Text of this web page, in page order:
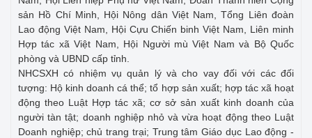
sản Hồ Chí Minh, Hội Nông dân Việt Nam, Tổng Liên đoàn
Lao động Việt Nam, Hội Cựu Chiến binh Việt Nam, Liên minh
Hợp tác xã Việt Nam, Hội Người mù Việt Nam và Bộ Quốc
phòng và UBND cấp tỉnh.
NHCSXH có nhiệm vụ quản lý và cho vay đối với các đối
tượng: Hộ kinh doanh cá thể; tổ hợp sản xuất; hợp tác xã hoạt
động theo Luật Hợp tác xã; cơ sở sản xuất kinh doanh của
người tàn tật; doanh nghiệp nhỏ và vừa hoạt động theo Luật
Doanh nghiệp; chủ trang trại; Trung tâm Giáo dục Lao động -